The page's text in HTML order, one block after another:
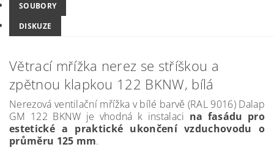
SOUBORY
DISKUZE
Větrací mřížka nerez se stříškou a
zpětnou klapkou 122 BKNW, bílá
Nerezová ventilační mřížka v bílé barvě (RAL 9016) Dalap
GM 122 BKNW je vhodná k instalaci na fasádu pro
estetické a praktické ukončení vzduchovodu o
průměru 125 mm.